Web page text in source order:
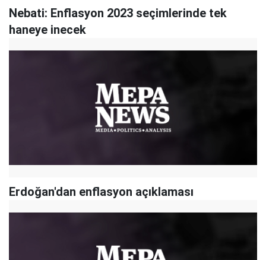
Nebati: Enflasyon 2023 seçimlerinde tek
haneye inecek
Erdoğan'dan enflasyon açıklaması